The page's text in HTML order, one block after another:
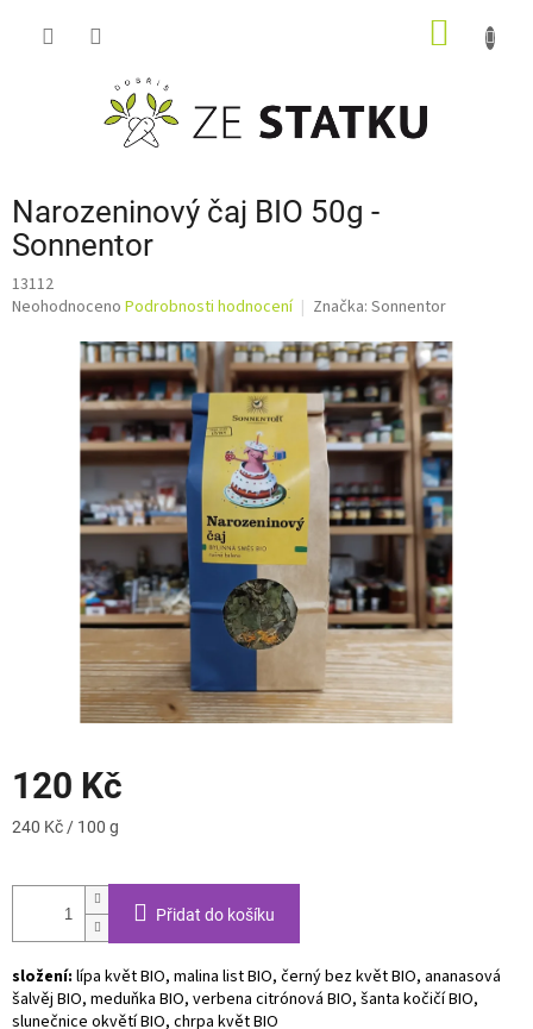
Narozeninový čaj BIO 50g -
Sonnentor
13112
Průměrné
hvězdiček.
Neohodnoceno Podrobnosti hodnocení Značka: Sonnentor
120 Kč
Měrná
240 Kč / 100 g
Přidat do košíku
složení: lípa květ BIO, malina list BIO, černý bez květ BIO, ananasová
šalvěj BIO, meduňka BIO, verbena citrónová BIO, šanta kočičí BIO,
slunečnice okvětí BIO, chrpa květ BIO